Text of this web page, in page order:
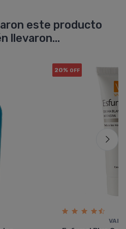
este producto
llevaron...
20% OFF